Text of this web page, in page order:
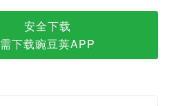
安全下载
需下载豌豆荚APP